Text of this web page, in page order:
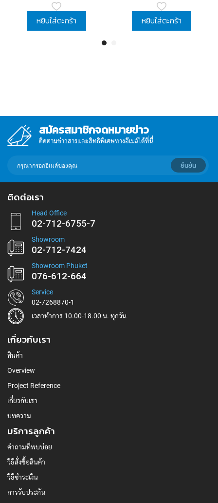
หยิบใส่ตะกร้า หยิบใส่ตะกร้า
สมัครสมาชิกจดหมายข่าว
ติดตามข่าวสารและสิทธิพิเศษทางอีเมล์ได้ที่นี่
อีเมล์
รับ
ยืนยัน
ติดต่อเรา
Head Office
02-712-6755-7
Showroom
02-712-7424
Showroom Phuket
076-612-664
Service
02-7268870-1
เวลาทำการ 10.00-18.00 น. ทุกวัน
เกี่ยวกับเรา
สินค้า
Overview
Project Reference
เกี่ยวกับเรา
บทความ
บริการลูกค้า
คำถามที่พบบ่อย
วิธีสั่งซื้อสินค้า
วิธีชำระเงิน
การรับประกัน